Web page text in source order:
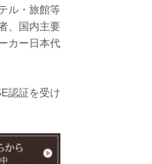
ル・旅館等
、国内主要
カー日本代
認証を受け